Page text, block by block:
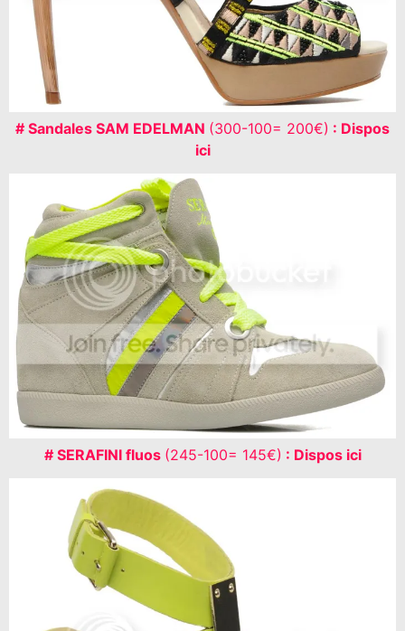
# Sandales SAM EDELMAN (300-100= 200€) : Dispos
ici
# SERAFINI fluos (245-100= 145€) : Dispos ici